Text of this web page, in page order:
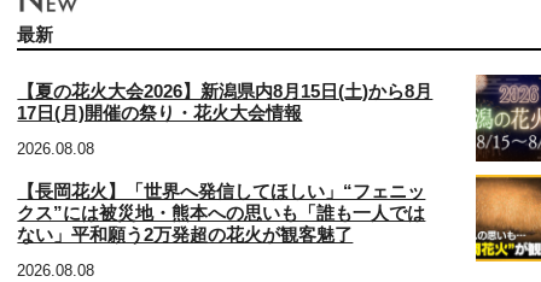
最新
【夏の花火大会2026】新潟県内8月15日(土)から8月
17日(月)開催の祭り・花火大会情報
2026.08.08
【長岡花火】「世界へ発信してほしい」“フェニッ
クス”には被災地・熊本への思いも「誰も一人では
ない」平和願う2万発超の花火が観客魅了
2026.08.08